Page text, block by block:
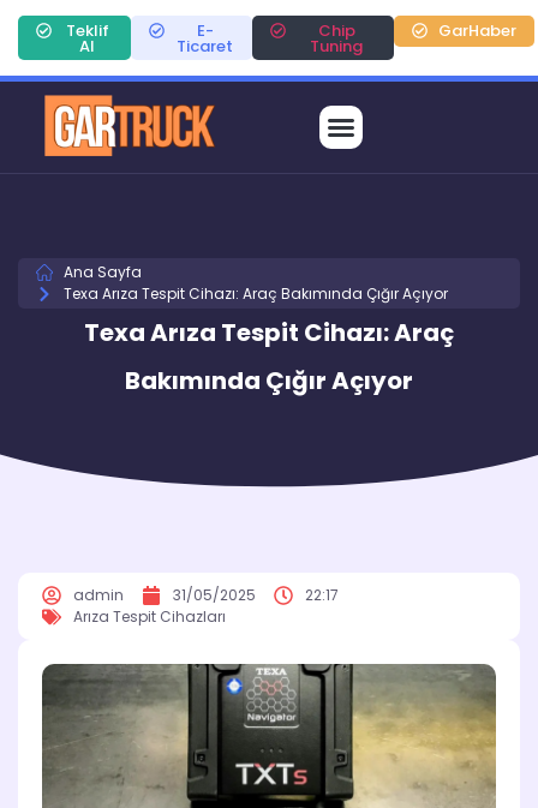
Teklif
Al
E-
Ticaret
Chip
Tuning
GarHaber
Ana Sayfa
Texa Arıza Tespit Cihazı: Araç Bakımında Çığır Açıyor
Texa Arıza Tespit Cihazı: Araç
Bakımında Çığır Açıyor
admin 31/05/2025
22:17
Arıza Tespit Cihazları